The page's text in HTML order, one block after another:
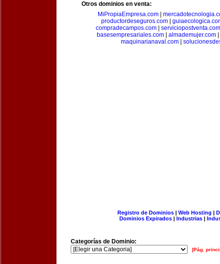
Otros dominios en venta:
MiPropiaEmpresa.com
productordeseguros.com|
compradecampos.com| serviciopostventa.com
basesempresariales.com| almademujer.com|
maquinarianaval.com|
Registro de Dominios| Web Hosting |
Dominios Expirados | Industrias |
Categorías de Dominio:
[Pág.